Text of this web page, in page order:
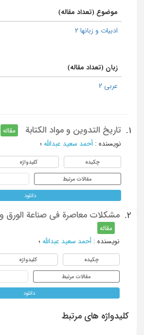
موضوع (تعداد مقاله)
ادبیات و زبانها 2
زبان (تعداد مقاله)
عربی 2
1. تاریخ التدوین و مواد الکتابة
مقاله
نویسنده : أحمد سعید عبدالله ؛
چکیده کلیدواژه
مقالات مرتبط
دانلود
2. مشکلات معاصرة فی صناعة الورق و
مقاله
نویسنده : أحمد سعید عبدالله ؛
چکیده کلیدواژه
مقالات مرتبط
دانلود
کلیدواژه های مرتبط